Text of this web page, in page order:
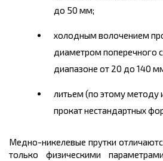
до 50 мм;
холодным волочением
диаметром поперечного
диапазоне от 20 до 140
литьем (по этому методу
прокат нестандартных
Медно-никелевые прутки
только физическими